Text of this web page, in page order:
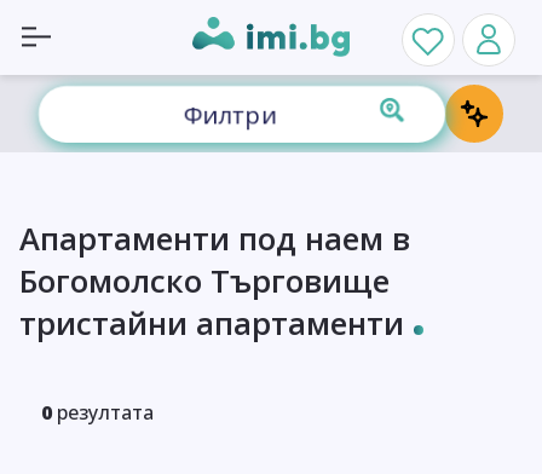
Филтри
Апартаменти под наем в
Богомолско Търговище
тристайни апартаменти
0 резултата